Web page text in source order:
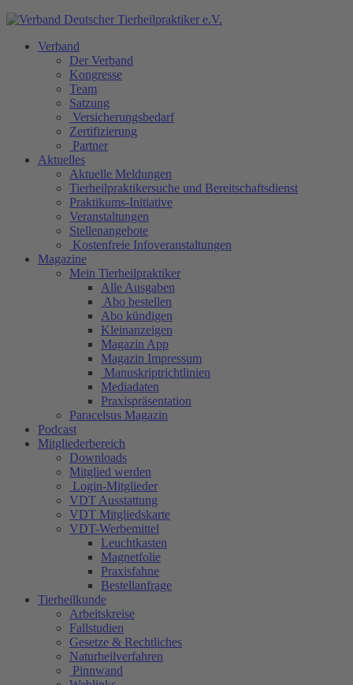
Verband
Der Verband
Kongresse
Team
Satzung
Versicherungsbedarf
Zertifizierung
Partner
Aktuelles
Aktuelle Meldungen
Tierheilpraktikersuche und Bereitschaftsdienst
Praktikums-Initiative
Veranstaltungen
Stellenangebote
Kostenfreie Infoveranstaltungen
Magazine
Mein Tierheilpraktiker
Alle Ausgaben
Abo bestellen
Abo kündigen
Kleinanzeigen
Magazin App
Magazin Impressum
Manuskriptrichtlinien
Mediadaten
Praxispräsentation
Paracelsus Magazin
Podcast
Mitgliederbereich
Downloads
Mitglied werden
Login-Mitglieder
VDT Ausstattung
VDT Mitgliedskarte
VDT-Werbemittel
Leuchtkasten
Magnetfolie
Praxisfahne
Bestellanfrage
Tierheilkunde
Arbeitskreise
Fallstudien
Gesetze & Rechtliches
Naturheilverfahren
Pinnwand